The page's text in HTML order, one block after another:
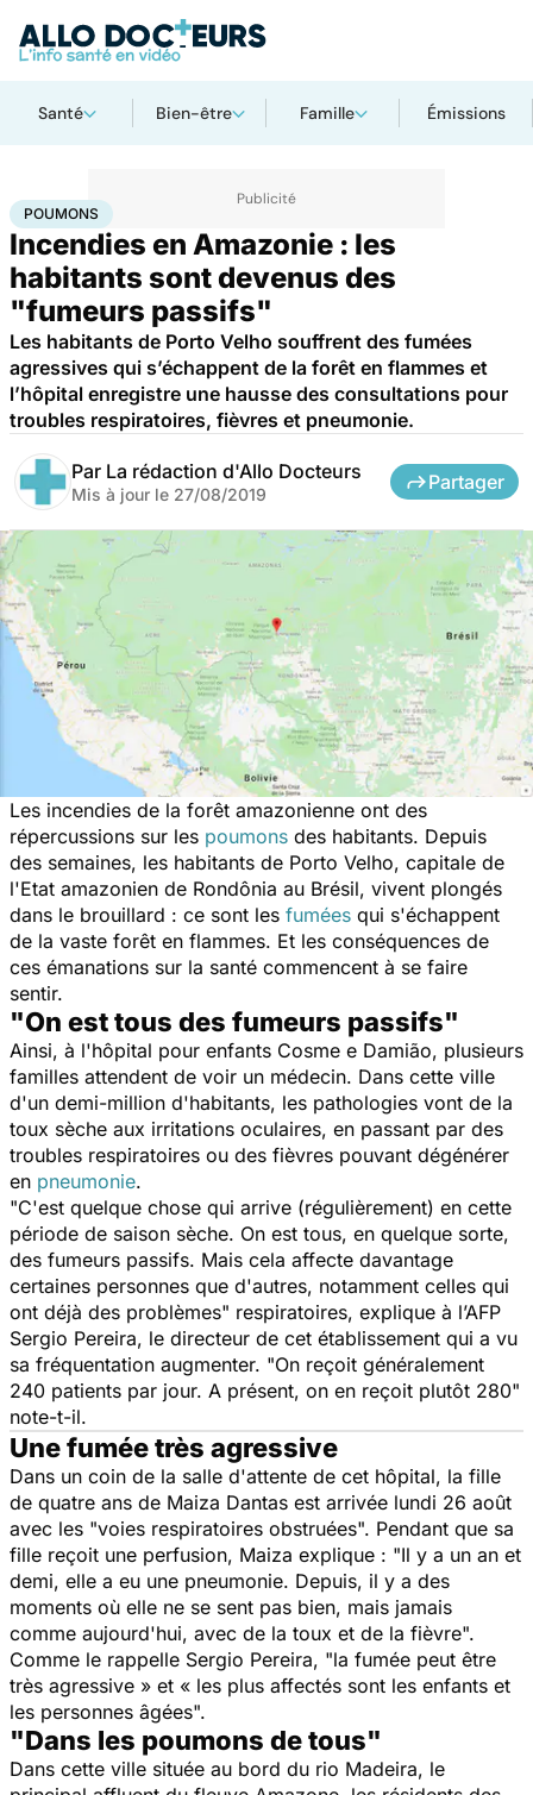
Santé Bien-être Famille Émissions
AccueilSanté Maladies
POUMONS
Incendies en Amazonie : les
habitants sont devenus des
"fumeurs passifs"
Les habitants de Porto Velho souffrent des fumées
agressives qui s’échappent de la forêt en flammes et
l’hôpital enregistre une hausse des consultations pour
troubles respiratoires, fièvres et pneumonie.
Par La rédaction d'Allo Docteurs
Mis à jour le 27/08/2019
Partager
Les incendies de la forêt amazonienne ont des
répercussions sur les poumons des habitants. Depuis
des semaines, les habitants de Porto Velho, capitale de
l'Etat amazonien de Rondônia au Brésil, vivent plongés
dans le brouillard : ce sont les fumées qui s'échappent
de la vaste forêt en flammes. Et les conséquences de
ces émanations sur la santé commencent à se faire
sentir.
"On est tous des fumeurs passifs"
Ainsi, à l'hôpital pour enfants Cosme e Damião, plusieurs
familles attendent de voir un médecin. Dans cette ville
d'un demi-million d'habitants, les pathologies vont de la
toux sèche aux irritations oculaires, en passant par des
troubles respiratoires ou des fièvres pouvant dégénérer
en pneumonie.
"C'est quelque chose qui arrive (régulièrement) en cette
période de saison sèche. On est tous, en quelque sorte,
des fumeurs passifs. Mais cela affecte davantage
certaines personnes que d'autres, notamment celles qui
ont déjà des problèmes" respiratoires, explique à l’AFP
Sergio Pereira, le directeur de cet établissement qui a vu
sa fréquentation augmenter. "On reçoit généralement
240 patients par jour. A présent, on en reçoit plutôt 280"
note-t-il.
Une fumée très agressive
Dans un coin de la salle d'attente de cet hôpital, la fille
de quatre ans de Maiza Dantas est arrivée lundi 26 août
avec les "voies respiratoires obstruées". Pendant que sa
fille reçoit une perfusion, Maiza explique : "Il y a un an et
demi, elle a eu une pneumonie. Depuis, il y a des
moments où elle ne se sent pas bien, mais jamais
comme aujourd'hui, avec de la toux et de la fièvre".
Comme le rappelle Sergio Pereira, "la fumée peut être
très agressive » et « les plus affectés sont les enfants et
les personnes âgées".
"Dans les poumons de tous"
Dans cette ville située au bord du rio Madeira, le